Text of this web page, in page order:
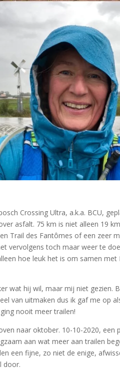
Crossing Ultra, a.k.a. BCU,
asfalt. 75 km is niet alleen 19
Trail des Fantômes of een zeer
vervolgens toch maar weer te
hoe leuk het is om samen
wat hij wil, maar mij niet gezien.
van uitmaken dus ik gaf me op
nooit meer trailen!
naar oktober. 10-10-2020,
aan wat meer aan trailen
een fijne, zo niet de enige,
door.